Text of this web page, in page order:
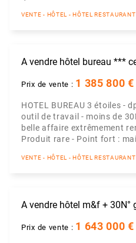
VENTE - HÔTEL - HÔTEL
A vendre hôtel bureau ***
Prix de vente : 1 385 800 €
HOTEL BUREAU 3 étoiles -
outil de travail - moins de
belle affaire extrêmement
Produit rare - Point fort :
VENTE - HÔTEL - HÔTEL
A vendre hôtel m&f + 30N°
Prix de vente : 1 643 000 €